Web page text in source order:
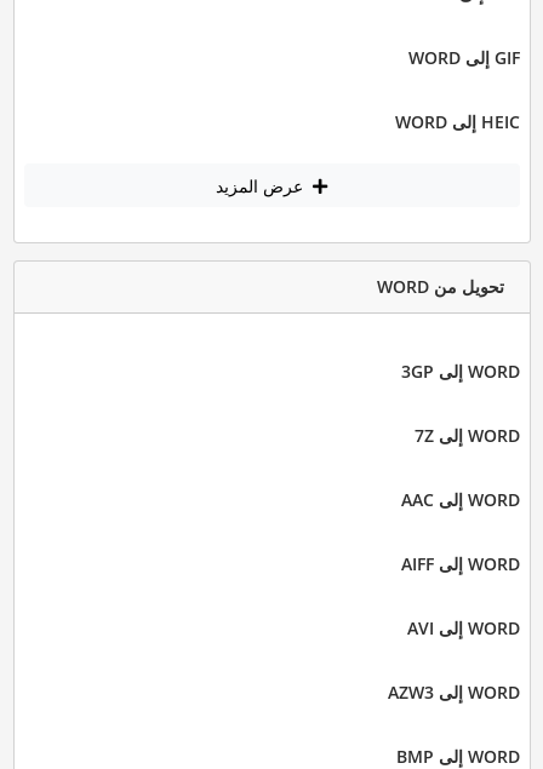
GIF إلى WORD
HEIC إلى WORD
عرض المزيد
تحويل من WORD
WORD إلى 3GP
WORD إلى 7Z
WORD إلى AAC
WORD إلى AIFF
WORD إلى AVI
WORD إلى AZW3
WORD إلى BMP